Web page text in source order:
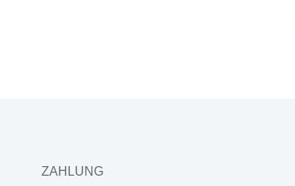
ZAHLUNG